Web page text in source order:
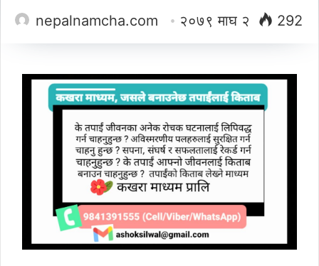
nepalnamcha.com २०७९ माघ २ 292